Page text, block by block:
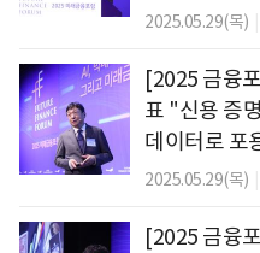
2025.05.29(목)
[2025 금융
표 "신용 증
데이터로 포
2025.05.29(목)
[2025 금융